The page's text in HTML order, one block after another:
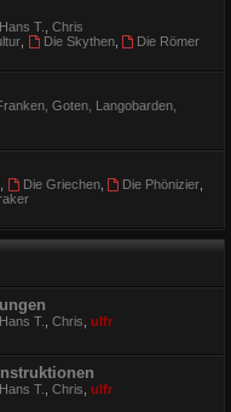
Hans T.
Chris
, Die Skythen,
Die Römer
Goten, Langobarden,
Die Griechen, Die Phönizier
Hans T. Chris ulfr
Hans T. Chris ulfr